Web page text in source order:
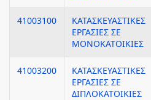
41003100
ΚΑΤΑΣΚΕΥΑΣΤΙΚΕΣ
ΕΡΓΑΣΙΕΣ ΣΕ
ΜΟΝΟΚΑΤΟΙΚΙΕΣ
41003200
ΚΑΤΑΣΚΕΥΑΣΤΙΚΕΣ
ΕΡΓΑΣΙΕΣ ΣΕ
ΔΙΠΛΟΚΑΤΟΙΚΙΕΣ